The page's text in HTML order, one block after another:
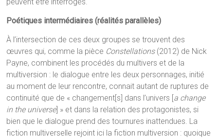
Poétiques intermédiaires (réalités parallèles)
À l’intersection de ces deux groupes se trouvent des
œuvres qui, comme la pièce Constellations(2012) de Nick
Payne, combinent les procédés du multivers et de la
multiversion : le dialogue entre les deux personnages, initié
au moment de leur rencontre, connait autant de ruptures de
continuité que de « changement[s] dans l’univers [a change
in the universe] » et dans la relation des protagonistes, si
bien que le dialogue prend des tournures inattendues. La
fiction multiverselle rejoint ici la fiction multiversion : quoique